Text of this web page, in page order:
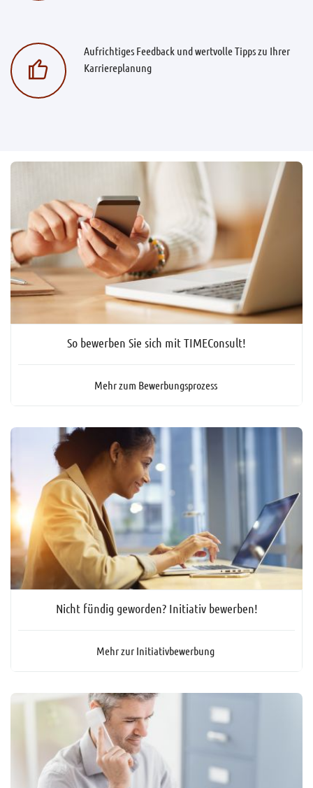
Aufrichtiges Feedback und wertvolle Tipps zu Ihrer
Karriereplanung
So bewerben Sie sich mit TIMEConsult!
Mehr zum Bewerbungsprozess
Nicht fündig geworden? Initiativ bewerben!
Mehr zur Initiativbewerbung